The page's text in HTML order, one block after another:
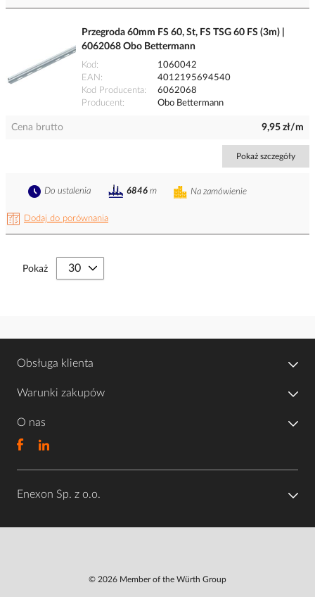
Przegroda 60mm FS 60, St, FS TSG 60 FS (3m) |
6062068 Obo Bettermann
Kod
1060042
EAN
4012195694540
Kod Producenta
6062068
Producent
Obo Bettermann
Cena brutto 9,95 zł/m
Pokaż szczegóły
Dodaj do porównania
Na zamówienie
Do ustalenia 6846 m
Pokaż
Obsługa klienta
Warunki zakupów
O nas
Enexon Sp. z o.o.
© 2026 Member of the Würth Group